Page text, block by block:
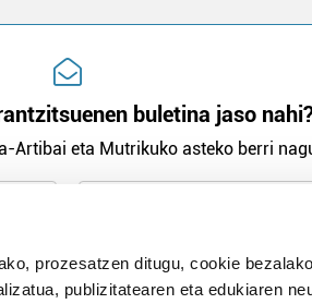
prozesatzen ditugu, cookie
publizitatearen eta edukiaren
buletina jaso
Artibai eta Mutrikuko asteko berri